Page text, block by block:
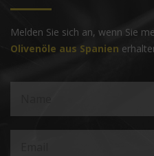
Melden Sie sich an, wenn Sie
Olivenöle aus Spanien